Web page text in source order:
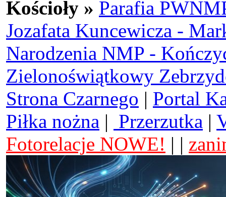
Kościoły » Parafia
Jozafata Kuncewicza -
Narodzenia NMP -
Zielonoświątkowy
Strona Czarnego | Portal
Piłka nożna | Przerzutka |
Fotorelacje NOWE! | |